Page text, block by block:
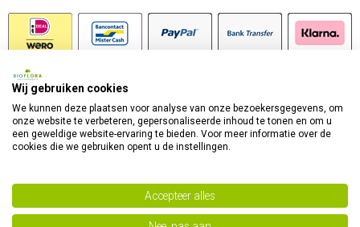
Wij gebruiken cookies
We kunnen deze plaatsen voor analyse van onze bezoekersgegevens, om
onze website te verbeteren, gepersonaliseerde inhoud te tonen en om u
een geweldige website-ervaring te bieden. Voor meer informatie over de
cookies die we gebruiken opent u de instellingen.
Accepteer alles